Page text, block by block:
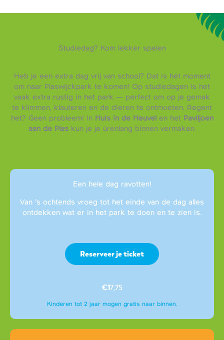
Studiedag? Kom lekker spelen
Heb je een extra dag vrij van school? Dat is hét moment
om naar Plaswijckpark te komen! Op studiedagen is het
vaak extra rustig in het park — perfect om op je gemak
te klimmen, klauteren en de dieren te ontmoeten. Regent
het? Geen probleem! In Huis in de Heuvelen het Paviljoen
aan de Plaskun je je úrenlang binnen vermaken.
Een hele dag ravotten!
Van ’s ochtends vroeg tot het einde van de dag alles
ontdekken wat er in het park te doen en te zien is.
Reserveer je ticket
€17,75
Kinderen tot 2 jaar mogen gratis naar binnen.